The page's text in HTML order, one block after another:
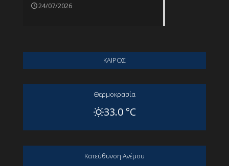
24/07/2026
ΚΑΙΡΟΣ
Θερμοκρασία
33.0 °C
Kατεύθυνση Aνέμου